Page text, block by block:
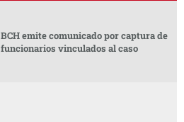
BCH emite comunicado por captura de
funcionarios vinculados al caso